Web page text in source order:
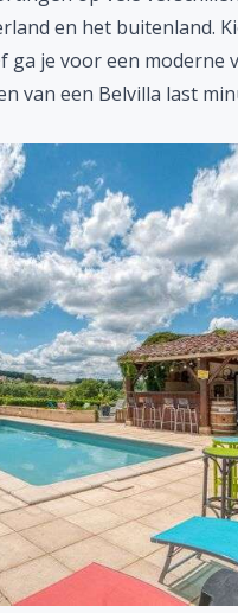
en het buitenland.
ga je voor een moderne
van een Belvilla last